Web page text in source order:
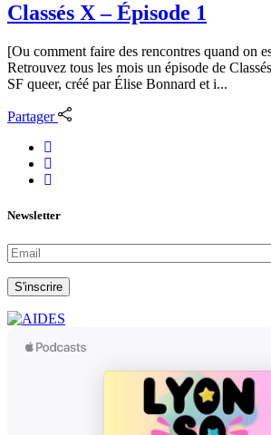
Classés X – Épisode 1
[Ou comment faire des rencontres quand on
Retrouvez tous les mois un épisode de
SF queer, créé par Élise Bonnard et i...
Partager
Newsletter
S'inscrire